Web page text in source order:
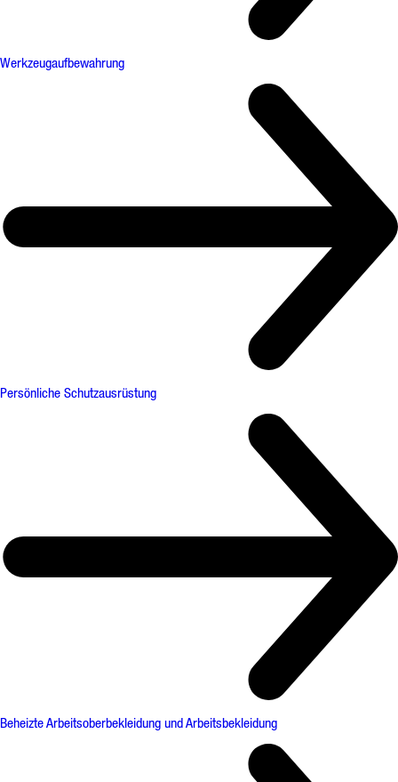
Werkzeugaufbewahrung
Persönliche Schutzausrüstung
Beheizte Arbeitsoberbekleidung und Arbeitsbekleidung